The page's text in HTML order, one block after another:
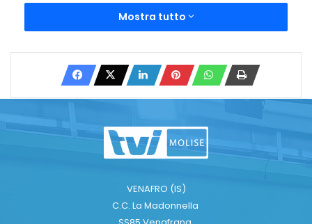
Mostra tutto
VENAFRO (IS)
C.C. La Madonnella